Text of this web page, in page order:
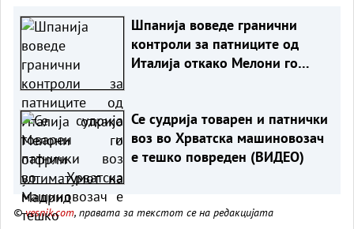
Шпанија воведе гранични
контроли за патниците од
Италија откако Мелони го
Се судрија товарен и патнички
воз во Хрватска машиновозач
е тешко повреден (ВИДЕО)
©vesnik.com, правата за текстот се на редакцијата